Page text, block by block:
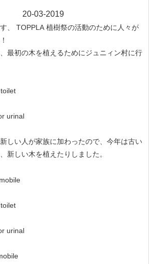
20-03-2019
、 TOPPLA 植樹祭の活動のために人々が
最初の木を植えるためにジュニィン村に行
しい人が家族に加わったので、今年は古い
新しい木を植えたりしました。